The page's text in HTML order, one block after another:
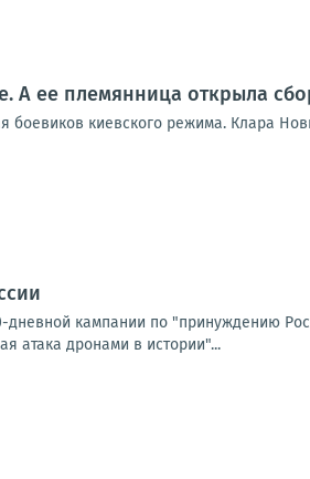
А ее племянница открыла
киевского режима. Клара
дневной кампании по "принуждению
атака дронами в истории"...